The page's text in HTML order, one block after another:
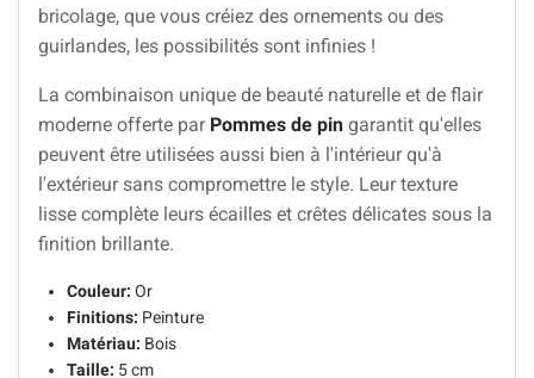
bricolage, que vous créiez des ornements ou des
guirlandes, les possibilités sont infinies !
La combinaison unique de beauté naturelle et de flair
moderne offerte par Pommes de pin garantit qu'elles
peuvent être utilisées aussi bien à l'intérieur qu'à
l'extérieur sans compromettre le style. Leur texture
lisse complète leurs écailles et crêtes délicates sous la
finition brillante.
Couleur: Or
Finitions: Peinture
Matériau: Bois
Taille: 5 cm